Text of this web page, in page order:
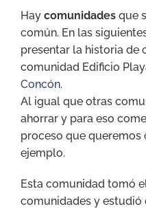
Hay comunidades que
común. En las
presentar la historia de
comunidad Edificio
Concón.
Al igual que otras
ahorrar y para eso
proceso que
ejemplo.
Esta comunidad tomó
comunidades y estudió